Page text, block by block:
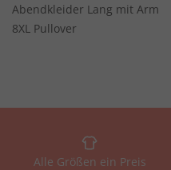
Abendkleider Lang mit Arm
8XL Pullover
Alle Größen ein Preis